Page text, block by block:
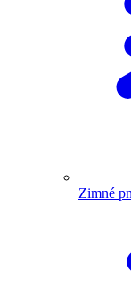
Zimné